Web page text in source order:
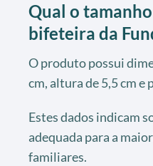
Qual o
bifeteira da
O produto possui
cm, altura de 5,5 cm e
Estes dados indicam
adequada para a
familiares.